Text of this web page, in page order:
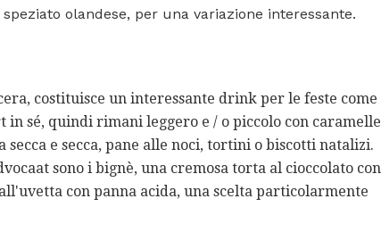
olandese, per una variazione interessante.
costituisce un interessante drink per le feste come
in sé, quindi rimani leggero e / o piccolo con caramelle
e secca, pane alle noci, tortini o biscotti natalizi.
sono i bignè, una cremosa torta al cioccolato con
con panna acida, una scelta particolarmente